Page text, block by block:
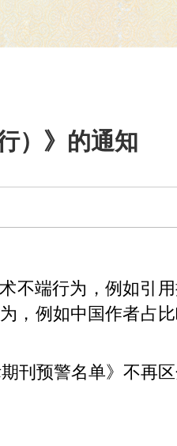
）》的通知
不端行为，例如引
，例如中国作者占
刊预警名单》不再